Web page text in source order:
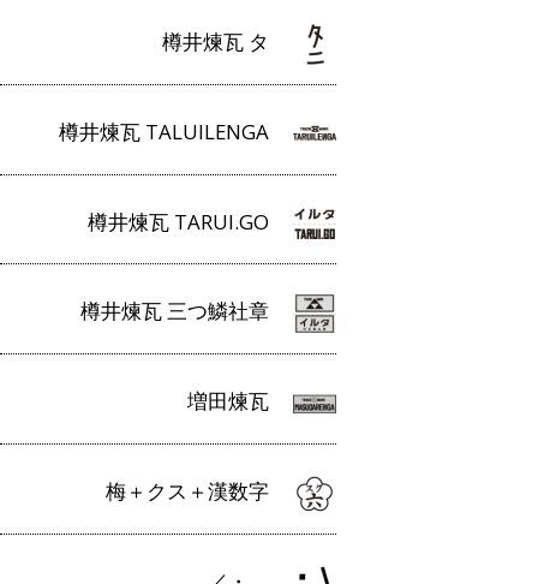
樽井煉瓦 タ
樽井煉瓦 TALUILENGA
樽井煉瓦 TARUI.GO
樽井煉瓦 三つ鱗社章
増田煉瓦
梅＋クス＋漢数字